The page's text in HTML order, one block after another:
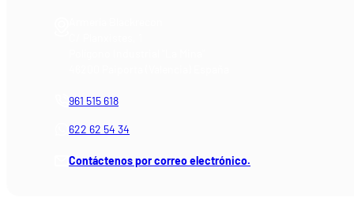
961 515 618
622 62 54 34
Contáctenos por correo electrónico.